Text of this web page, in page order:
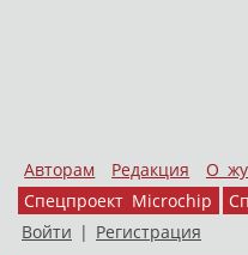
Авторам Редакция О
Спецпроект Microchip
Войти | Регистрация